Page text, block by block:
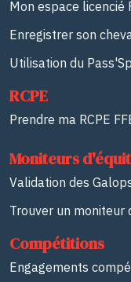
Mon espace licencié
Enregistrer son
Utilisation du
RCPE
Prendre ma RCPE
Moniteurs
Validation des
Trouver un moniteur
Compétitions
Engagements